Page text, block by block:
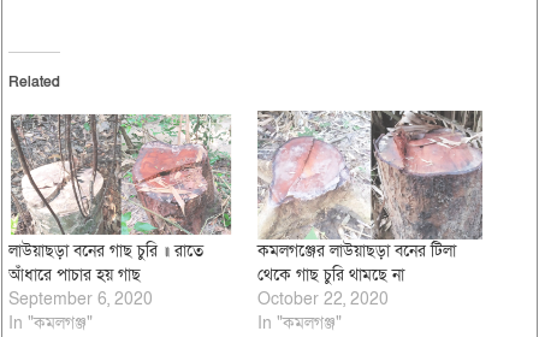
Related
লাউয়াছড়া বনের গাছ চুরি ॥ রাতে
আঁধারে পাচার হয় গাছ
September 6, 2020
In "কমলগঞ্জ"
কমলগঞ্জের লাউয়াছড়া বনের টিলা
থেকে গাছ চুরি থামছে না
October 22, 2020
In "কমলগঞ্জ"